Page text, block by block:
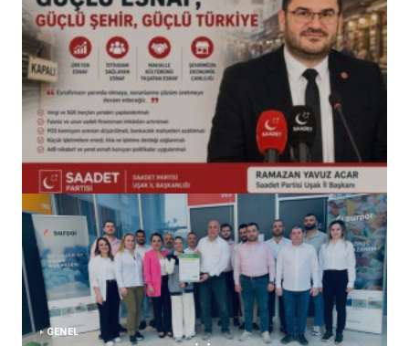
(başlıksız)
Alaattin Karahan tarafından 14/07/2026
GENEL